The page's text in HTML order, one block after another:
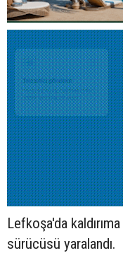
Lefkoşa'da
sürücüsü yaralandı.